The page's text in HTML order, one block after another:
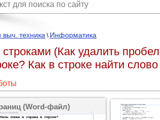
техника \ Информатика
(Как удалить
Как в строке найти
(Word-файл)